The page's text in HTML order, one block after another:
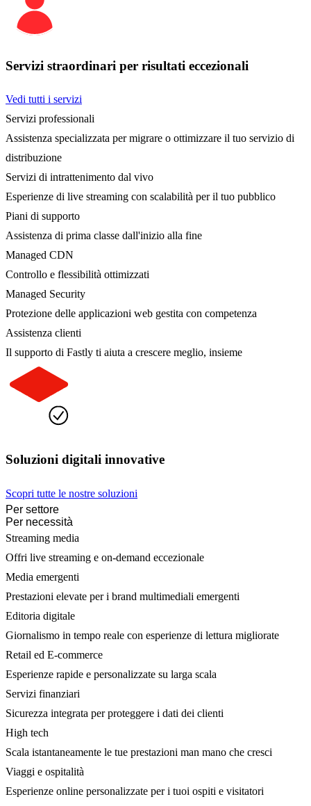
Servizi straordinari per risultati eccezionali
Vedi tutti i servizi
Servizi professionali
Assistenza specializzata per migrare o ottimizzare il tuo servizio di
distribuzione
Servizi di intrattenimento dal vivo
Esperienze di live streaming con scalabilità per il tuo pubblico
Piani di supporto
Assistenza di prima classe dall'inizio alla fine
Managed CDN
Controllo e flessibilità ottimizzati
Managed Security
Protezione delle applicazioni web gestita con competenza
Assistenza clienti
Il supporto di Fastly ti aiuta a crescere meglio, insieme
Soluzioni digitali innovative
Scopri tutte le nostre soluzioni
Per settore
Per necessità
Streaming media
Offri live streaming e on-demand eccezionale
Media emergenti
Prestazioni elevate per i brand multimediali emergenti
Editoria digitale
Giornalismo in tempo reale con esperienze di lettura migliorate
Retail ed E-commerce
Esperienze rapide e personalizzate su larga scala
Servizi finanziari
Sicurezza integrata per proteggere i dati dei clienti
High tech
Scala istantaneamente le tue prestazioni man mano che cresci
Viaggi e ospitalità
Esperienze online personalizzate per i tuoi ospiti e visitatori